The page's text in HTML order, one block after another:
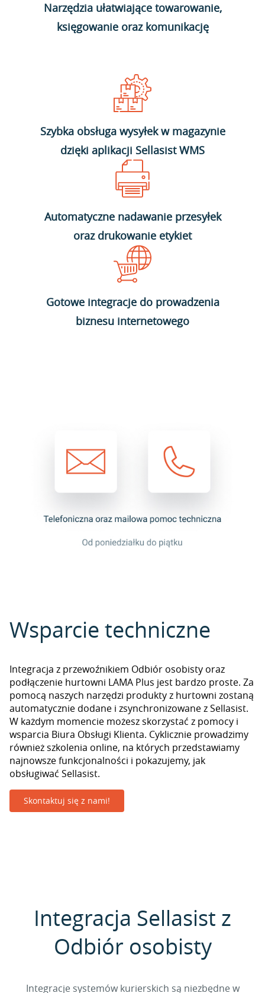
Narzędzia ułatwiające towarowanie,
księgowanie oraz komunikację
Szybka obsługa wysyłek w magazynie
dzięki aplikacji Sellasist WMS
Automatyczne nadawanie przesyłek
oraz drukowanie etykiet
Gotowe integracje do prowadzenia
biznesu internetowego
Wsparcie techniczne
Integracja z przewoźnikiem Odbiór osobisty oraz
podłączenie hurtowni LAMA Plus jest bardzo proste. Za
pomocą naszych narzędzi produkty z hurtowni zostaną
automatycznie dodane i zsynchronizowane z Sellasist.
W każdym momencie możesz skorzystać z pomocy i
wsparcia Biura Obsługi Klienta. Cyklicznie prowadzimy
również szkolenia online, na których przedstawiamy
najnowsze funkcjonalności i pokazujemy, jak
obsługiwać Sellasist.
Skontaktuj się z nami!
Integracja Sellasist z
Odbiór osobisty
Integracje systemów kurierskich są niezbędne w